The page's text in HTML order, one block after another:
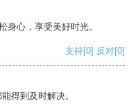
身心，享受美好时光。
支持[0] 反对[0]
得到及时解决。